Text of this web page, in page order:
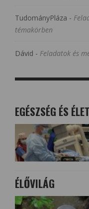
TudományPláza -
témakörben
Dávid - Feladatok és
EGÉSZSÉG ÉS
ÉLŐVILÁG